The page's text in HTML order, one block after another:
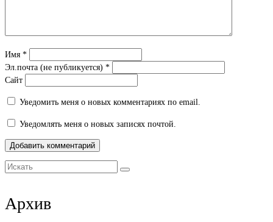
Имя *
Эл.почта (не публикуется) *
Сайт
Уведомить меня о новых комментариях по email.
Уведомлять меня о новых записях почтой.
Искать:
Архив